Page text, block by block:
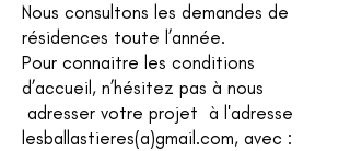
Nous consultons les demandes de
résidences toute l’année.
Pour connaitre les conditions
d’accueil, n’hésitez pas à nous
adresser votre projet à l'adresse
lesballastieres(a)gmail.com, avec :